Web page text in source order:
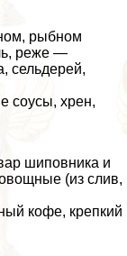
рыбном
реже —
сельдерей,
соусы, хрен,
шиповника и
(из слив,
кофе, крепкий